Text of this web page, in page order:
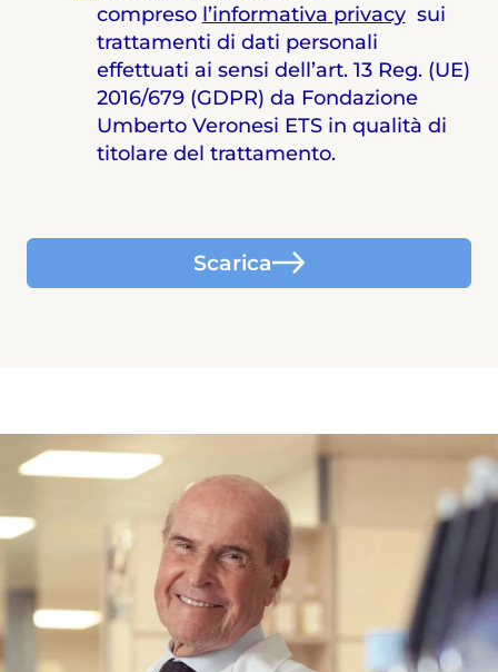
compreso l’informativa privacysui
trattamenti di dati personali
effettuati ai sensi dell’art. 13 Reg. (UE)
2016/679 (GDPR) da Fondazione
Umberto Veronesi ETS in qualità di
titolare del trattamento.
Scarica